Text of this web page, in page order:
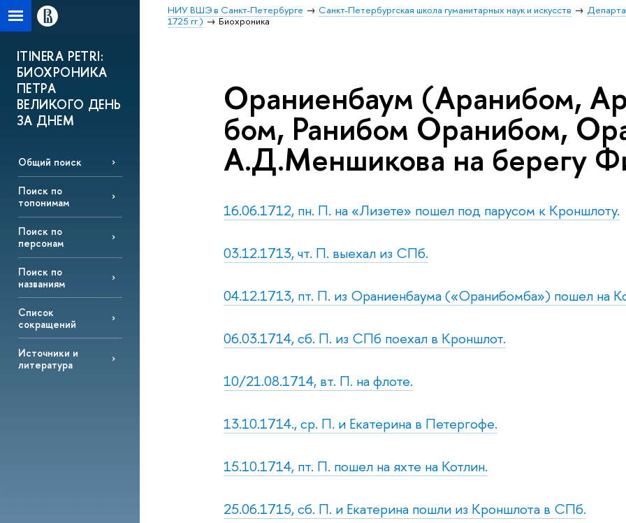
НИУ ВШЭ в Санкт-Петербурге Санкт-Петербургская школа гуманитарных наук и искусств
1725 гг.)
Биохроника
ITINERA PETRI:
БИОХРОНИКА
ПЕТРА
ВЕЛИКОГО ДЕНЬ
ЗА ДНЕМ
Общий поиск
Поиск по
топонимам
Поиск по
персонам
Поиск по
названиям
Список
сокращений
Источники и
литература
Ораниенбаум (Аранибом,
бом, Ранибом Оранибом,
А.Д.Меншикова на берегу
16.06.1712, пн. П. на «Лизете» пошел под парусом к Кроншлоту.
03.12.1713, чт. П. выехал из СПб.
04.12.1713, пт. П. из Ораниенбаума («Оранибомба») пошел на
06.03.1714, сб. П. из СПб поехал в Кроншлот.
10/21.08.1714, вт. П. на флоте.
13.10.1714., ср. П. и Екатерина в Петергофе.
15.10.1714, пт. П. пошел на яхте на Котлин.
25.06.1715, сб. П. и Екатерина пошли из Кроншлота в СПб.